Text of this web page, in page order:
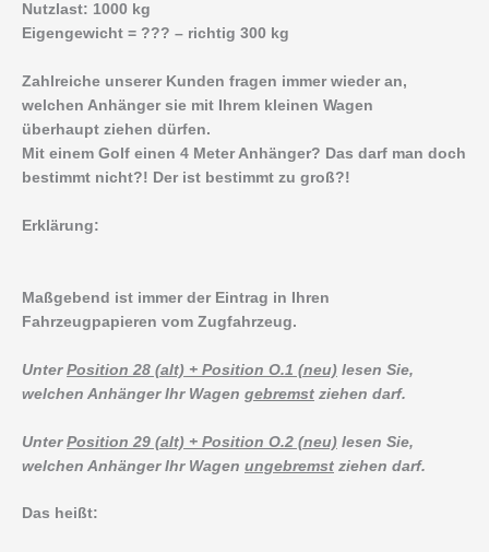
Nutzlast: 1000 kg
Eigengewicht = ??? – richtig 300 kg
Zahlreiche unserer Kunden fragen immer wieder an,
welchen Anhänger sie mit Ihrem kleinen Wagen
überhaupt ziehen dürfen.
Mit einem Golf einen 4 Meter Anhänger? Das darf man doch
bestimmt nicht?! Der ist bestimmt zu groß?!
Erklärung:
Maßgebend ist immer der Eintrag in Ihren
Fahrzeugpapieren vom Zugfahrzeug.
Unter Position 28 (alt) + Position O.1 (neu) lesen Sie,
welchen Anhänger Ihr Wagen gebremst ziehen darf.
Unter Position 29 (alt) + Position O.2 (neu) lesen Sie,
welchen Anhänger Ihr Wagen ungebremst ziehen darf.
Das heißt: